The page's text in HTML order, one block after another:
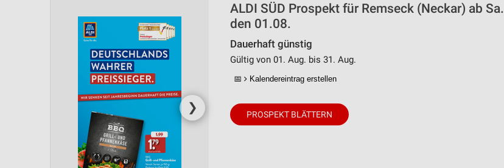
❯
ALDI SÜD Prospekt für Remseck (Neckar) ab Sa.
den 01.08.
Dauerhaft günstig
Gültig von 01. Aug. bis 31. Aug.
📅 Kalendereintrag erstellen
PROSPEKT BLÄTTERN